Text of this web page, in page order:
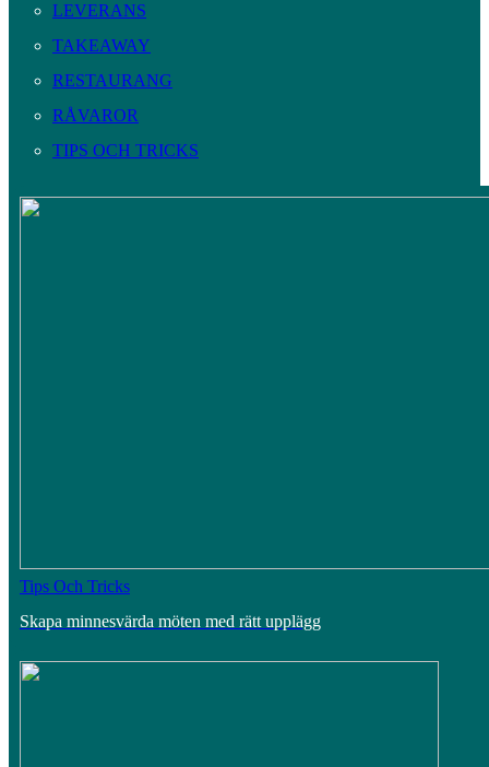
LEVERANS
TAKEAWAY
RESTAURANG
RÅVAROR
TIPS OCH TRICKS
Tips Och Tricks
Skapa minnesvärda möten med rätt upplägg